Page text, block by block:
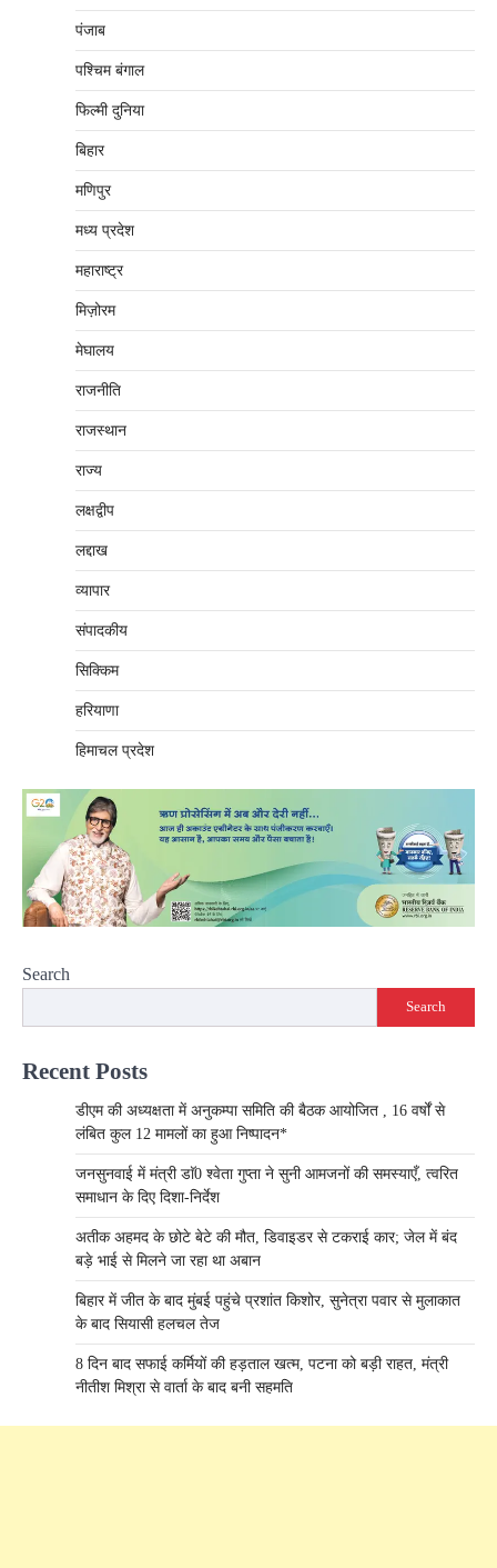
पंजाब
पश्चिम बंगाल
फिल्मी दुनिया
बिहार
मणिपुर
मध्‍य प्रदेश
महाराष्‍ट्र
मिज़ोरम
मेघालय
राजनीति
राजस्थान
राज्य
लक्षद्वीप
लद्दाख
व्यापार
संपादकीय
सिक्किम
हरियाणा
हिमाचल प्रदेश
Search
Search
Recent Posts
डीएम की अध्यक्षता में अनुकम्पा समिति की बैठक आयोजित , 16 वर्षों से
लंबित कुल 12 मामलों का हुआ निष्पादन*
जनसुनवाई में मंत्री डाॅ0 श्वेता गुप्ता ने सुनी आमजनों की समस्याएँ, त्वरित
समाधान के दिए दिशा-निर्देश
अतीक अहमद के छोटे बेटे की मौत, डिवाइडर से टकराई कार; जेल में बंद
बड़े भाई से मिलने जा रहा था अबान
बिहार में जीत के बाद मुंबई पहुंचे प्रशांत किशोर, सुनेत्रा पवार से मुलाकात
के बाद सियासी हलचल तेज
8 दिन बाद सफाई कर्मियों की हड़ताल खत्म, पटना को बड़ी राहत, मंत्री
नीतीश मिश्रा से वार्ता के बाद बनी सहमति